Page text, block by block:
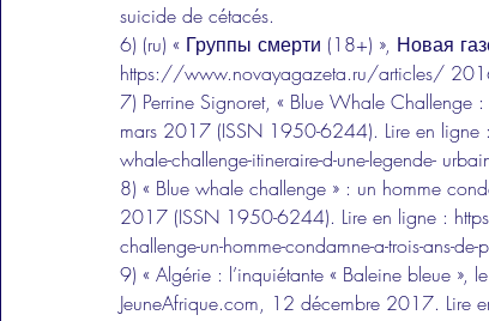
suicide de cétacés.
6) (ru) « Группы смерти (18+) », Новая
https://www.novayagazeta.ru/articles/
7) Perrine Signoret, « Blue Whale Challenge
mars 2017 (ISSN 1950-6244). Lire en
whale-challenge-itineraire-d-une-legende-
8) « Blue whale challenge » : un homme
2017 (ISSN 1950-6244). Lire en ligne :
challenge-un-homme-condamne-a-trois-ans-
9) « Algérie : l’inquiétante « Baleine bleue »,
JeuneAfrique.com, 12 décembre 2017. Lire